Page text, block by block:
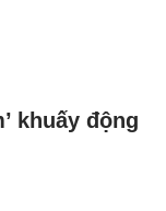
khuấy động